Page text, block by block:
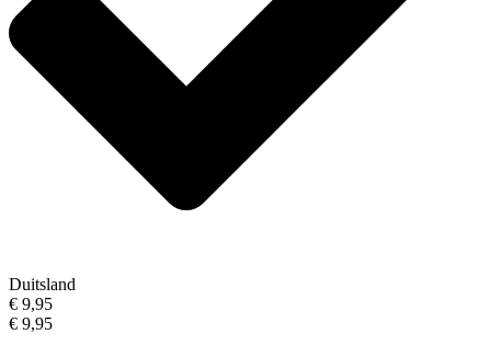
Duitsland
€ 9,95
€ 9,95